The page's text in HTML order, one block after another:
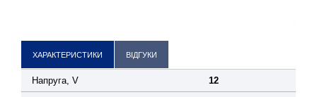
ХАРАКТЕРИСТИКИ ВІДГУКИ
Напруга, V 12